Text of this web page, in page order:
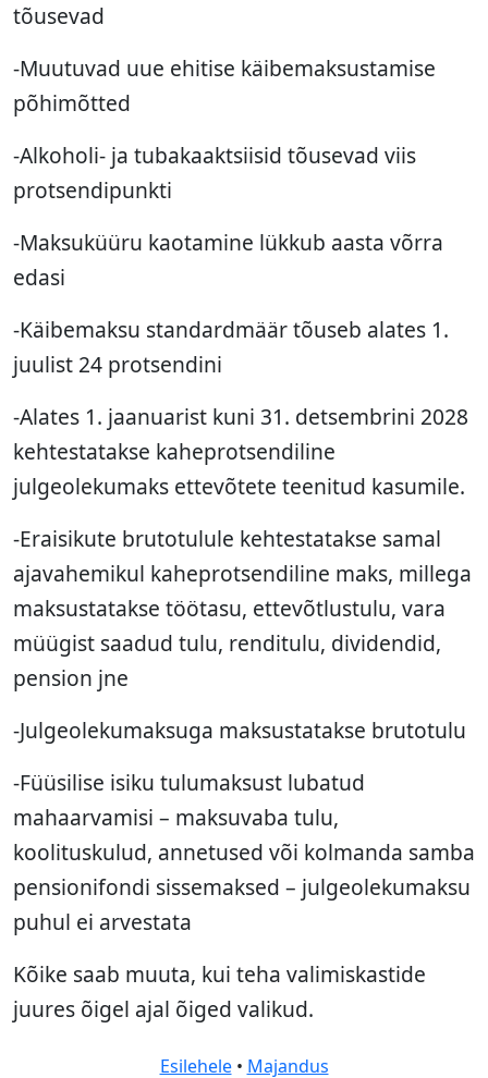
tõusevad
-Muutuvad uue ehitise käibemaksustamise
põhimõtted
-Alkoholi- ja tubakaaktsiisid tõusevad viis
protsendipunkti
-Maksuküüru kaotamine lükkub aasta võrra
edasi
-Käibemaksu standardmäär tõuseb alates 1.
juulist 24 protsendini
-Alates 1. jaanuarist kuni 31. detsembrini 2028
kehtestatakse kaheprotsendiline
julgeolekumaks ettevõtete teenitud kasumile.
-Eraisikute brutotulule kehtestatakse samal
ajavahemikul kaheprotsendiline maks, millega
maksustatakse töötasu, ettevõtlustulu, vara
müügist saadud tulu, renditulu, dividendid,
pension jne
-Julgeolekumaksuga maksustatakse brutotulu
-Füüsilise isiku tulumaksust lubatud
mahaarvamisi – maksuvaba tulu,
koolituskulud, annetused või kolmanda samba
pensionifondi sissemaksed – julgeolekumaksu
puhul ei arvestata
Kõike saab muuta, kui teha valimiskastide
juures õigel ajal õiged valikud.
Esilehele• Majandus